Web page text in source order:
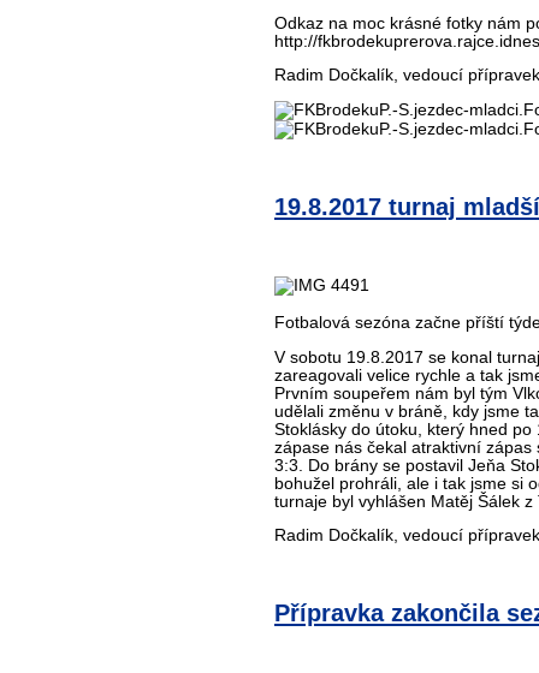
Odkaz na moc krásné fotky nám
http://
Radim Dočkalík, vedoucí přípravek
19.8.2017 turnaj
Fotbalová sezóna začne příští
V sobotu 19.8.2017 se konal
zareagovali velice rychle a tak
Prvním soupeřem nám byl tým
udělali změnu v bráně, kdy jsme
Stoklásky do útoku, který hned
zápase nás čekal atraktivní
3:3. Do brány se postavil Jeňa
bohužel prohráli, ale i tak jsme si
turnaje byl vyhlášen Matěj Šálek z
Radim Dočkalík, vedoucí přípravek
Přípravka zakončila